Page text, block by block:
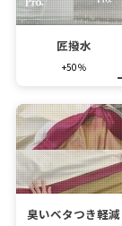
匠撥水
+50％
臭いベタつき軽減